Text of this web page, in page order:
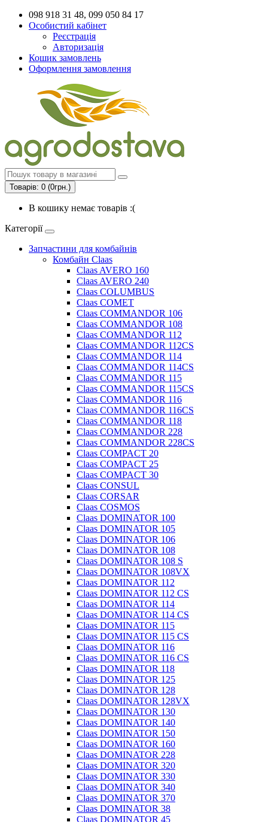
098 918 31 48, 099 050 84 17
Особистий кабінет
Реєстрація
Авторизація
Кошик замовлень
Оформлення замовлення
Товарів: 0 (0грн.)
В кошику немає товарів :(
Категорії
Запчастини для комбайнів
Комбайн Claas
Claas AVERO 160
Claas AVERO 240
Claas COLUMBUS
Claas COMET
Claas COMMANDOR 106
Claas COMMANDOR 108
Claas COMMANDOR 112
Claas COMMANDOR 112CS
Claas COMMANDOR 114
Claas COMMANDOR 114CS
Claas COMMANDOR 115
Claas COMMANDOR 115CS
Claas COMMANDOR 116
Claas COMMANDOR 116CS
Claas COMMANDOR 118
Claas COMMANDOR 228
Claas COMMANDOR 228CS
Claas COMPACT 20
Claas COMPACT 25
Claas COMPACT 30
Claas CONSUL
Claas CORSAR
Claas COSMOS
Claas DOMINATOR 100
Claas DOMINATOR 105
Claas DOMINATOR 106
Claas DOMINATOR 108
Claas DOMINATOR 108 S
Claas DOMINATOR 108VX
Claas DOMINATOR 112
Claas DOMINATOR 112 CS
Claas DOMINATOR 114
Claas DOMINATOR 114 CS
Claas DOMINATOR 115
Claas DOMINATOR 115 CS
Claas DOMINATOR 116
Claas DOMINATOR 116 CS
Claas DOMINATOR 118
Claas DOMINATOR 125
Claas DOMINATOR 128
Claas DOMINATOR 128VX
Claas DOMINATOR 130
Claas DOMINATOR 140
Claas DOMINATOR 150
Claas DOMINATOR 160
Claas DOMINATOR 228
Claas DOMINATOR 320
Claas DOMINATOR 330
Claas DOMINATOR 340
Claas DOMINATOR 370
Claas DOMINATOR 38
Claas DOMINATOR 45